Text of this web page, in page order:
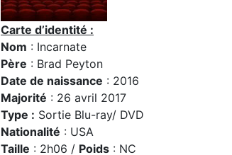
Carte d’identité :
Nom : Incarnate
Père : Brad Peyton
Date de naissance : 2016
Majorité : 26 avril 2017
Type : Sortie Blu-ray/ DVD
Nationalité : USA
Taille : 2h06 / Poids : NC